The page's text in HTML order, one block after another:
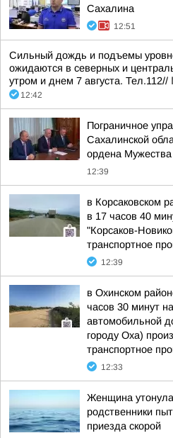
Сахалина
12:51
Сильный дождь и подъемы
ожидаются в северных и
утром и днем 7 августа. Тел.112//
12:42
Пограничное
Сахалинской
ордена
12:39
в Корсаковском
в 17 часов 40
"Корсаков-
транспортное
12:39
в Охинском
часов 30 минут
автомобильной
городу Оха)
транспортное
12:33
Женщина
родственники
приезда скорой